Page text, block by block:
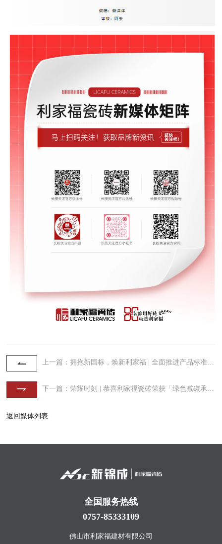
上一篇：拥抱新国标，焕新利家福 | 全面推进产品标准升级
下一篇：荣耀时刻 | 恭喜利家福瓷砖荣获「绿色减碳承诺品牌」称号！
返回媒体列表
全国服务热线
0757-85333109
佛山市利家福建材有限公司